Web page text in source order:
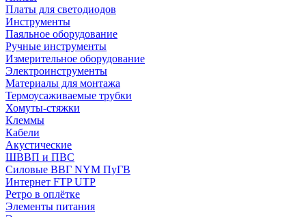
Платы для светодиодов
Инструменты
Паяльное оборудование
Ручные инструменты
Измерительное оборудование
Электроинструменты
Материалы для монтажа
Термоусаживаемые трубки
Хомуты-стяжки
Клеммы
Кабели
Акустические
ШВВП и ПВС
Силовые ВВГ NYM ПуГВ
Интернет FTP UTP
Ретро в оплётке
Элементы питания